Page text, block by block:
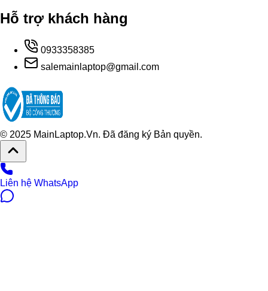
Hỗ trợ khách hàng
0933358385
salemainlaptop@gmail.com
© 2025 MainLaptop.Vn. Đã đăng ký Bản quyền.
Liên hệ WhatsApp